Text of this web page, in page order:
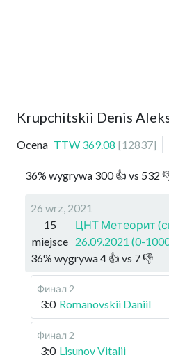
Krupchitskii Denis
Ocena TTW 369.08 [12837]
36% wygrywa 300👍 vs 532
26 wrz, 2021
15
miejsce
ЦНТ Метеорит
26.09.2021 (0-
36% wygrywa4 👍 vs 7👎
Финал 2
3:0 Romanovskii Daniil
Финал 2
3:0 Lisunov Vitalii